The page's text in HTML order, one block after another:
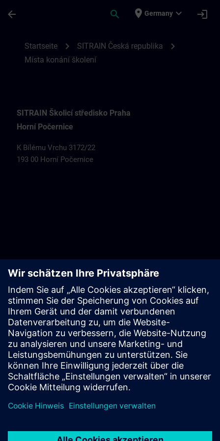
arrow_back search place Germany expand_more login
Startseite chevron_right SITRAIN Česká republika chevron_right
Místa konání školení
SITRAIN Školicí středisko Praha
Horní Počernice
K Bílému Vrchu 3172/22
193 00 Horní Počernice